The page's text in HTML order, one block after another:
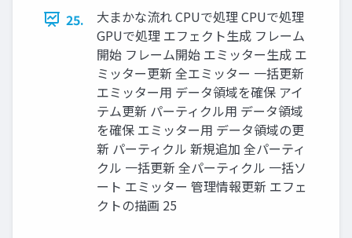
25.
大まかな流れ CPUで処理 CPUで処理
GPUで処理 エフェクト生成 フレーム
開始 フレーム開始 エミッター生成 エ
ミッター更新 全エミッター 一括更新
エミッター用 データ領域を確保 アイ
テム更新 パーティクル用 データ領域
を確保 エミッター用 データ領域の更
新 パーティクル 新規追加 全パーティ
クル 一括更新 全パーティクル 一括ソ
ート エミッター 管理情報更新 エフェ
クトの描画 25